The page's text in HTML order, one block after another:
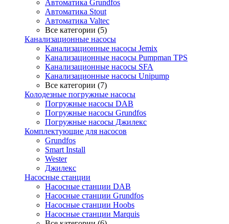
Автоматика Grundfos
Автоматика Stout
Автоматика Valtec
Все категории (5)
Канализационные насосы
Канализационные насосы Jemix
Канализационные насосы Pumpman TPS
Канализационные насосы SFA
Канализационные насосы Unipump
Все категории (7)
Колодезные погружные насосы
Погружные насосы DAB
Погружные насосы Grundfos
Погружные насосы Джилекс
Комплектующие для насосов
Grundfos
Smart Install
Wester
Джилекс
Насосные станции
Насосные станции DAB
Насосные станции Grundfos
Насосные станции Hoobs
Насосные станции Marquis